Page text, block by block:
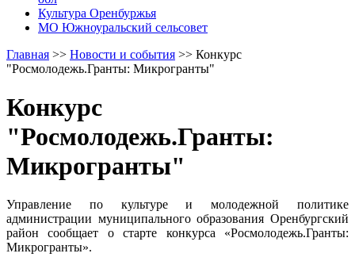
Культура Оренбуржья
МО Южноуральский сельсовет
Главная >> Новости и события >> Конкурс
"Росмолодежь.Гранты: Микрогранты"
Конкурс
"Росмолодежь.Гранты:
Микрогранты"
Управление по культуре и молодежной политике
администрации муниципального образования Оренбургский
район сообщает о старте конкурса «Росмолодежь.Гранты:
Микрогранты».